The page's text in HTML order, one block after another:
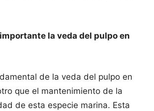
la veda del pulpo en
de la veda del pulpo en
que el mantenimiento de la
de esta especie marina. Esta